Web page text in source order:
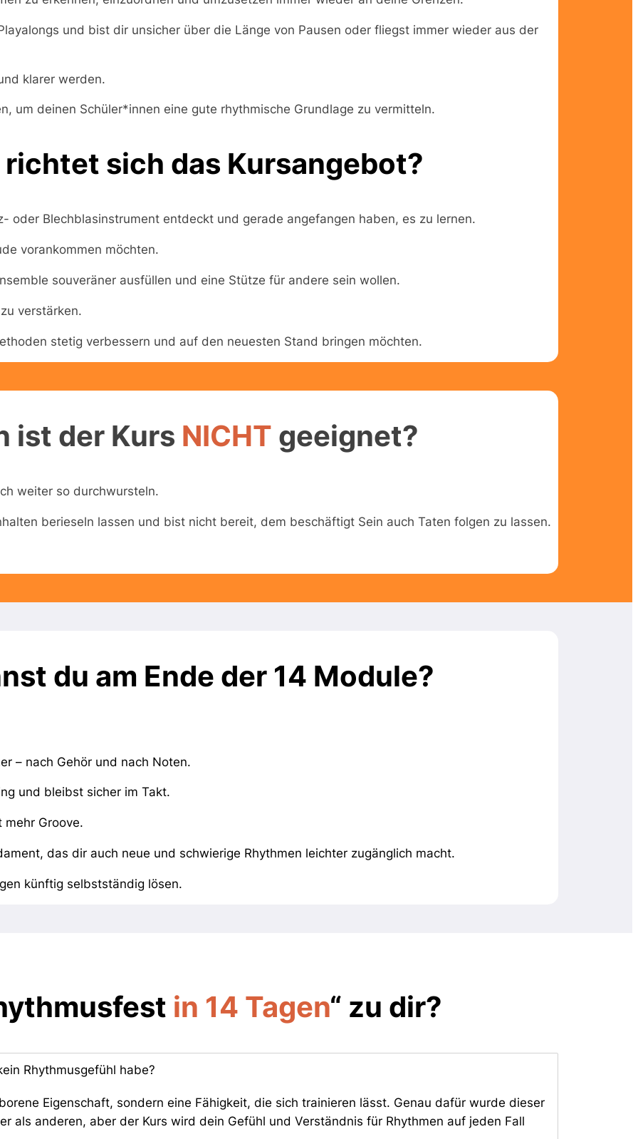
und bist dir unsicher über die Länge von Pausen oder fliegst immer wieder aus der
klarer werden.
um deinen Schüler*innen eine gute rhythmische Grundlage zu vermitteln.
richtet sich das Kursangebot?
oder Blechblasinstrument entdeckt und gerade angefangen haben, es zu lernen.
vorankommen möchten.
souveräner ausfüllen und eine Stütze für andere sein wollen.
verstärken.
stetig verbessern und auf den neuesten Stand bringen möchten.
ist der Kurs NICHT geeignet?
weiter so durchwursteln.
berieseln lassen und bist nicht bereit, dem beschäftigt Sein auch Taten folgen zu lassen.
du am Ende der 14 Module?
– nach Gehör und nach Noten.
und bleibst sicher im Takt.
mehr Groove.
das dir auch neue und schwierige Rhythmen leichter zugänglich macht.
künftig selbstständig lösen.
in 14 Tagen“ zu dir?
Rhythmusgefühl habe?
Eigenschaft, sondern eine Fähigkeit, die sich trainieren lässt. Genau dafür wurde dieser
als anderen, aber der Kurs wird dein Gefühl und Verständnis für Rhythmen auf jeden Fall